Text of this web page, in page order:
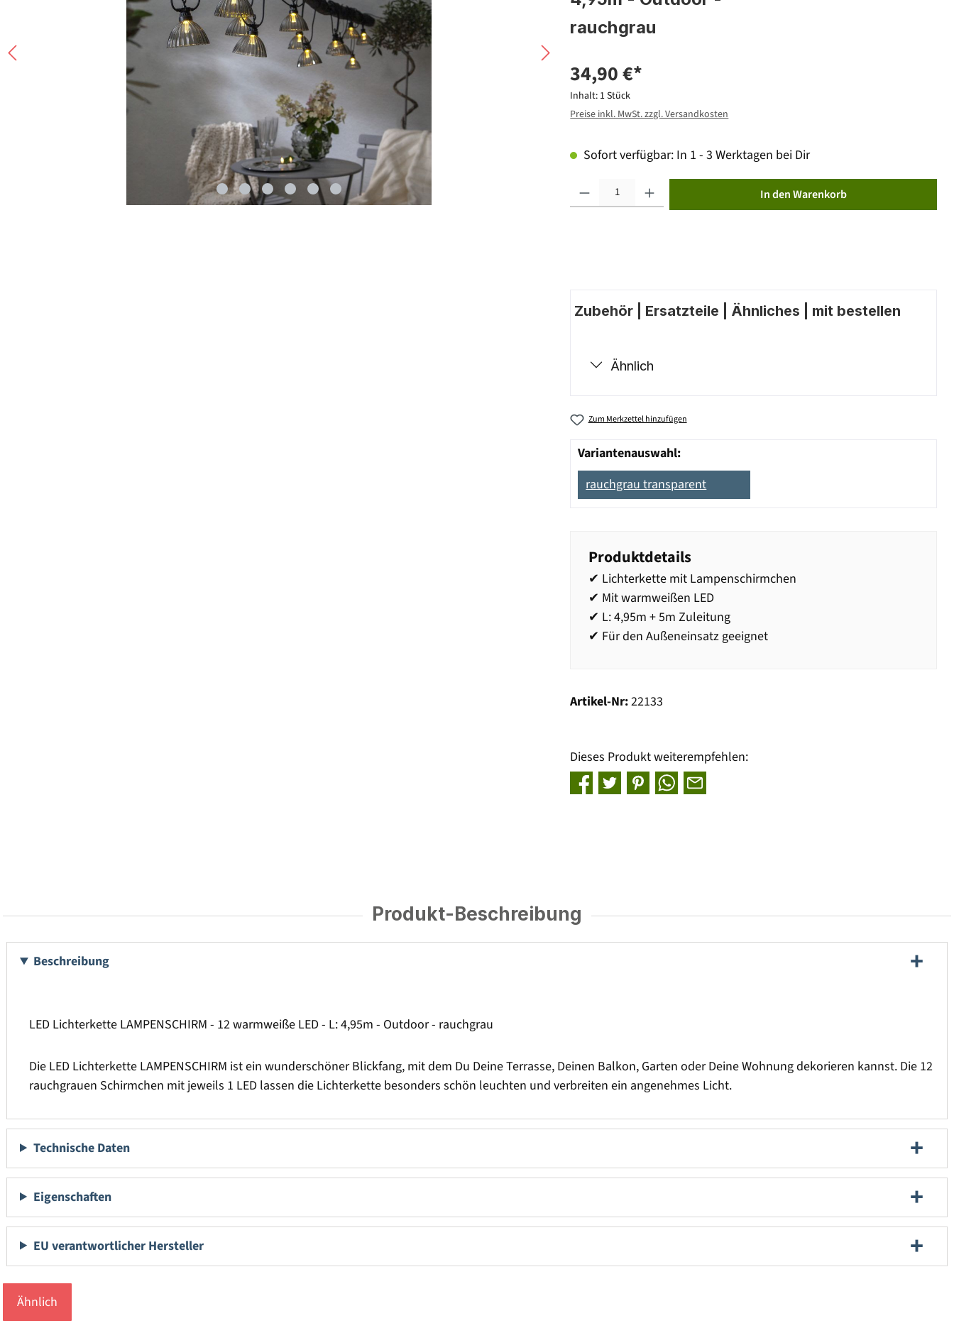
rauchgrau
34,90 €*
Inhalt: 1 Stück
Preise inkl. MwSt. zzgl. Versandkosten
Sofort verfügbar: In 1 - 3 Werktagen bei Dir
In den Warenkorb
Zubehör | Ersatzteile | Ähnliches | mit bestellen
Ähnlich
Zum Merkzettel hinzufügen
Variantenauswahl:
rauchgrau transparent
Produktdetails
✔ Lichterkette mit Lampenschirmchen
✔ Mit warmweißen LED
✔ L: 4,95m + 5m Zuleitung
✔ Für den Außeneinsatz geeignet
Artikel-Nr:22133
Dieses Produkt weiterempfehlen:
Produkt-Beschreibung
Beschreibung
LED Lichterkette LAMPENSCHIRM - 12 warmweiße LED - L: 4,95m - Outdoor - rauchgrau
Die LED Lichterkette LAMPENSCHIRM ist ein wunderschöner Blickfang, mit dem Du Deine Terrasse, Deinen Balkon, Garten oder Deine Wohnung dekorieren kannst. Die 12
rauchgrauen Schirmchen mit jeweils 1 LED lassen die Lichterkette besonders schön leuchten und verbreiten ein angenehmes Licht.
Technische Daten
Eigenschaften
EU verantwortlicher Hersteller
Ähnlich